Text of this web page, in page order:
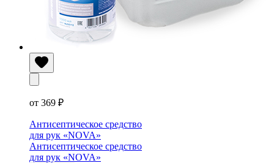
от 369 ₽
Антисептическое средство
для рук «NOVA»
Антисептическое средство
для рук «NOVA»